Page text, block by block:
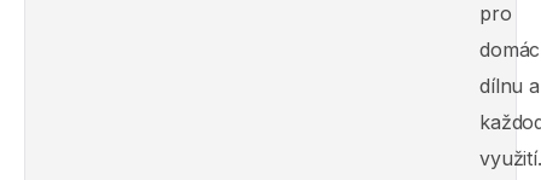
pro
dílnu a
využití.